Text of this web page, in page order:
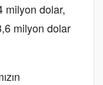
milyon dolar,
milyon dolar